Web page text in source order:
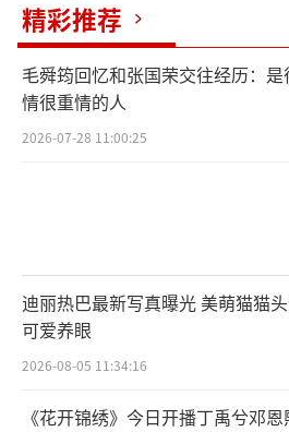
精彩推荐
毛舜筠回忆和张国荣交往经历：是
情很重情的人
2026-07-28 11:00:25
迪丽热巴最新写真曝光 美萌猫猫
可爱养眼
2026-08-05 11:34:16
《花开锦绣》今日开播丁禹兮邓恩